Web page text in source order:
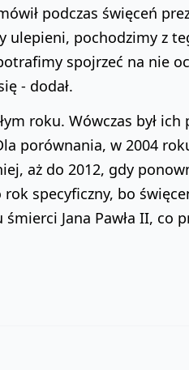
podczas święceń
ulepieni, pochodzimy z
spojrzeć na nie
- dodał.
roku. Wówczas był ich
porównania, w 2004
aż do 2012, gdy
specyficzny, bo
Jana Pawła II, co